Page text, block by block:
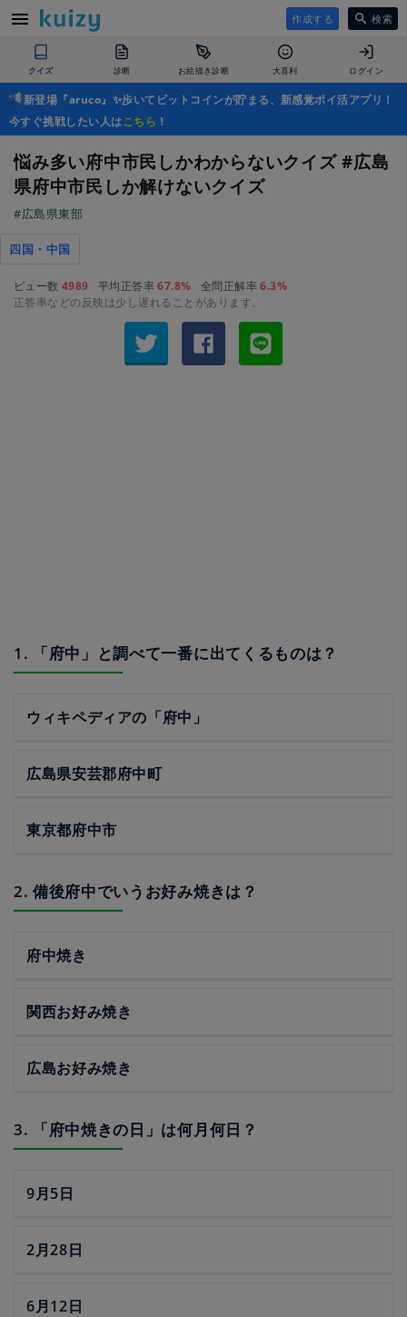
作成する 検索
クイズ 診断 お絵描き診断 大喜利 ログイン
新登場『aruco』✨歩いてビットコインが貯まる、新感覚ポイ活アプリ！
今すぐ挑戦したい人はこちら ！
悩み多い府中市民しかわからないクイズ #広島
県府中市民しか解けないクイズ
#広島県東部
四国・中国
ビュー数 4989 平均正答率67.8% 全問正解率6.3%
正答率などの反映は少し遅れることがあります。
1. 「府中」と調べて一番に出てくるものは？
ウィキペディアの「府中」
広島県安芸郡府中町
東京都府中市
2. 備後府中でいうお好み焼きは？
府中焼き
関西お好み焼き
広島お好み焼き
3. 「府中焼きの日」は何月何日？
9月5日
2月28日
6月12日